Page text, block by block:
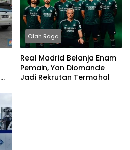
Olah Raga
Real Madrid Belanja Enam
Pemain, Yan Diomande
Jadi Rekrutan Termahal